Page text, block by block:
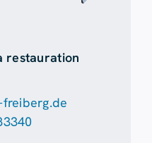
restauration
freiberg.de